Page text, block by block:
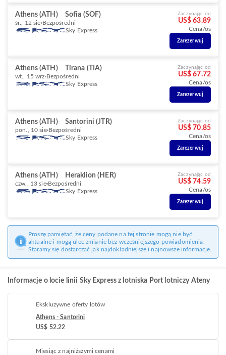
Athens (ATH) Sofia (SOF)
śr., 12 sie Bezpośredni
Sky Express
Zaczynając od
US$ 63.89
Cena/os
Zarezerwuj
Athens (ATH) Tirana (TIA)
wt., 15 wrz Bezpośredni
Sky Express
Zaczynając od
US$ 67.72
Cena/os
Zarezerwuj
Athens (ATH) Santorini (JTR)
pon., 10 sie Bezpośredni
Sky Express
Zaczynając od
US$ 70.85
Cena/os
Zarezerwuj
Athens (ATH) Heraklion (HER)
czw., 13 sie Bezpośredni
Sky Express
Zaczynając od
US$ 74.59
Cena/os
Zarezerwuj
Proszę pamiętać, że ceny podane na tej stronie mogą nie być
aktualne i mogą ulec zmianie bez wcześniejszego powiadomienia.
Staramy się dostarczać jak najdokładniejsze i najnowsze informacje.
Informacje o locie linii Sky Express z lotniska Port lotniczy Ateny
Ekskluzywne oferty lotów
Athens - Santorini
US$ 52.22
Miesiąc z najniższymi cenami